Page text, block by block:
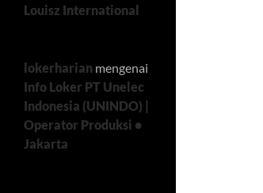
Louisz International
lokerharian mengenai
Info Loker PT Unelec
Indonesia (UNINDO) |
Operator Produksi •
Jakarta